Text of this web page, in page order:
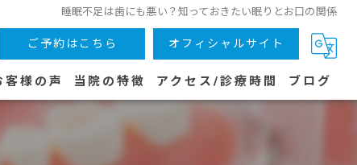
睡眠不足は歯にも悪い？知っておきたい眠りとお口の関係
ご予約はこちら オフィシャルサイト
客様の声 当院の特徴 アクセス/診療時間 ブログ